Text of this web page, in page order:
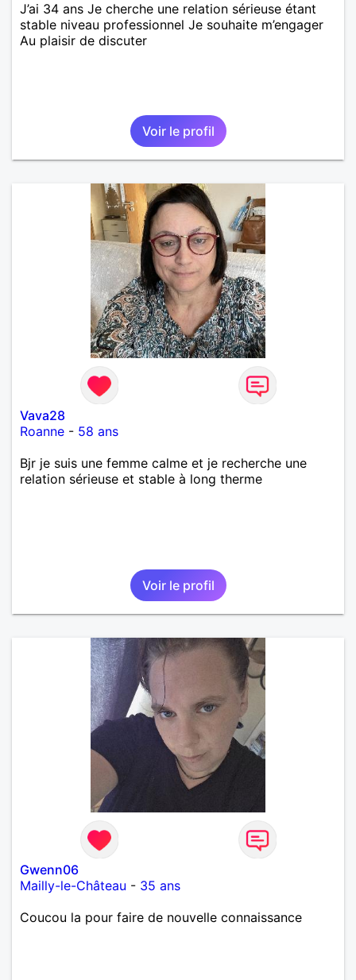
J’ai 34 ans Je cherche une relation sérieuse étant
stable niveau professionnel Je souhaite m’engager
Au plaisir de discuter
Voir le profil
Vava28
Roanne - 58 ans
Bjr je suis une femme calme et je recherche une
relation sérieuse et stable à long therme
Voir le profil
Gwenn06
Mailly-le-Château - 35 ans
Coucou la pour faire de nouvelle connaissance